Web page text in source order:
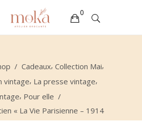
0
vide
/ Cadeaux, Collection Mai,
vintage, La presse vintage,
, Pour elle /
« La Vie Parisienne – 1914